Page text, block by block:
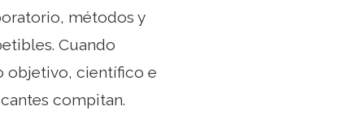
métodos y
Cuando
objetivo, científico e
compitan.